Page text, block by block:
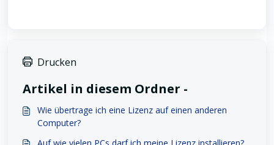
Drucken
Artikel in diesem Ordner -
Wie übertrage ich eine Lizenz auf einen anderen
Computer?